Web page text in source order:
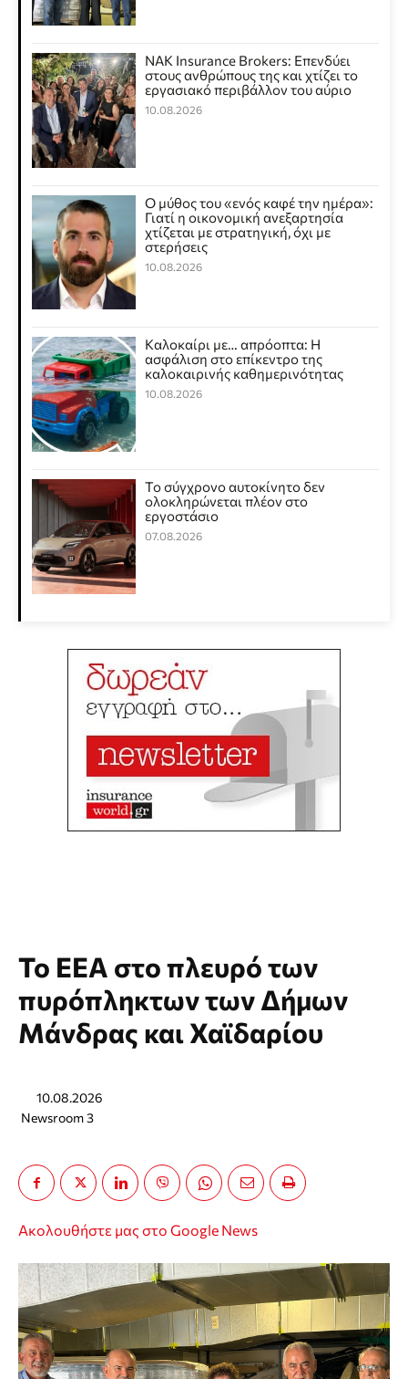
NAK Insurance Brokers: Επενδύει
στους ανθρώπους της και χτίζει το
εργασιακό περιβάλλον του αύριο
10.08.2026
Ο μύθος του «ενός καφέ την ημέρα»:
Γιατί η οικονομική ανεξαρτησία
χτίζεται με στρατηγική, όχι με
στερήσεις
10.08.2026
Καλοκαίρι με… απρόοπτα: Η
ασφάλιση στο επίκεντρο της
καλοκαιρινής καθημερινότητας
10.08.2026
Το σύγχρονο αυτοκίνητο δεν
ολοκληρώνεται πλέον στο
εργοστάσιο
07.08.2026